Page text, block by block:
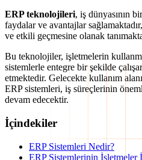
ERP teknolojileri, iş dünyasının
faydalar ve avantajlar
ve etkili geçmesine olanak
Bu teknolojiler, işletmelerin
sistemlerle entegre bir şekilde
etmektedir. Gelecekte kullanım
ERP sistemleri, iş süreçlerinin
devam edecektir.
İçindekiler
ERP Sistemleri Nedir?
ERP Sistemlerinin İşletmeler